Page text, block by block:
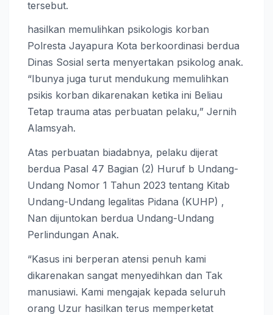
tersebut.
hasilkan memulihkan psikologis korban
Polresta Jayapura Kota berkoordinasi berdua
Dinas Sosial serta menyertakan psikolog anak.
“Ibunya juga turut mendukung memulihkan
psikis korban dikarenakan ketika ini Beliau
Tetap trauma atas perbuatan pelaku,” Jernih
Alamsyah.
Atas perbuatan biadabnya, pelaku dijerat
berdua Pasal 47 Bagian (2) Huruf b Undang-
Undang Nomor 1 Tahun 2023 tentang Kitab
Undang-Undang legalitas Pidana (KUHP) ,
Nan dijuntokan berdua Undang-Undang
Perlindungan Anak.
“Kasus ini berperan atensi penuh kami
dikarenakan sangat menyedihkan dan Tak
manusiawi. Kami mengajak kepada seluruh
orang Uzur hasilkan terus memperketat